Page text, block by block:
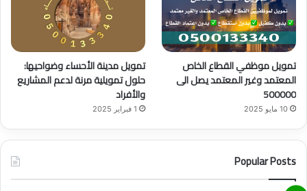
تمويل موظفي القطاع الخاص
المعتمد وغير المعتمد يصل الى
500000
10 مايو 2025
تمويل مدينة الأحساء وضواحيها:
حلول تمويلية مرنة لدعم المشاريع
والأفراد
1 فبراير 2025
Popular Posts